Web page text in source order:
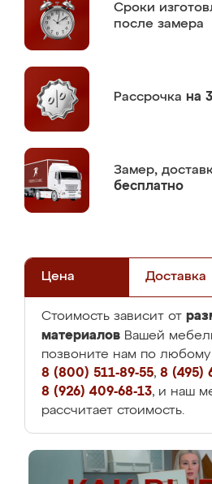
Сроки
после замера
Рассрочка на
Замер,
бесплатно
Цена Доставка
Стоимость зависит от
материалов Вашей
позвоните нам по
8 (800) 511-89-55, 8 (495)
8 (926) 409-68-13, и наш
рассчитает стоимость.